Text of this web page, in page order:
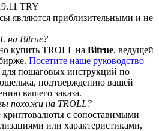
Win
prize pool
Users
500,000 USDT
TRY
являются приблизительными и не
на Bitrue?
купить TROLL на Bitrue, ведущей
Посетите наше руководство
для пошаговых инструкций по
подтверждению вашей
вашего заказа.
похожи на TROLL?
криптовалюты с сопоставимыми
или характеристиками,